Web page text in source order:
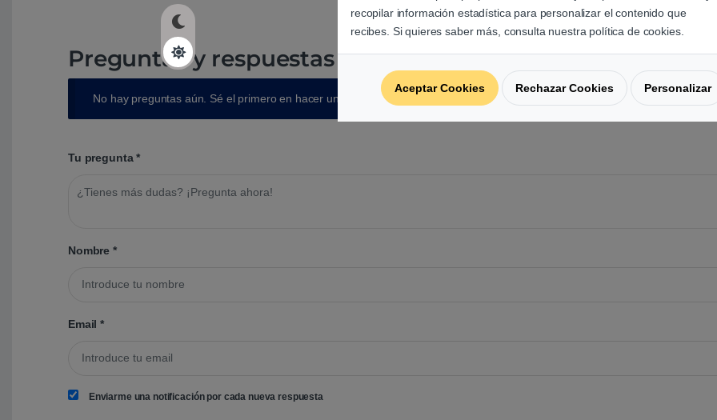
Preguntas y respuestas de los usuarios sobre este
No hay preguntas aún. Sé el primero en hacer una pregunta acerca de este producto.
Tu pregunta*
Nombre*
Email*
Enviarme una notificación por cada nueva respuesta
recopilar información estadística para personalizar el contenido que
recibes. Si quieres saber más, consulta nuestra política de cookies.
Aceptar Cookies Rechazar Cookies Personalizar